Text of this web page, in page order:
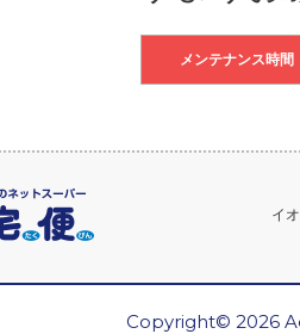
メンテナンス時間
イ
Copyright© 2026